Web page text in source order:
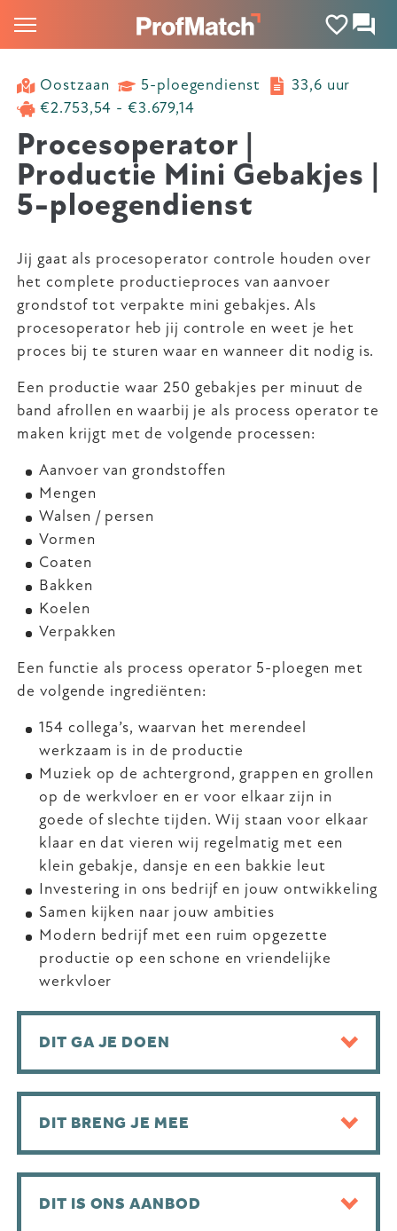
Oostzaan 5-ploegendienst
33,6 uur
€2.753,54 - €3.679,14
Procesoperator |
Productie Mini Gebakjes |
5-ploegendienst
Jij gaat als procesoperator controle houden over
het complete productieproces van aanvoer
grondstof tot verpakte mini gebakjes. Als
procesoperator heb jij controle en weet je het
proces bij te sturen waar en wanneer dit nodig is.
Een productie waar 250 gebakjes per minuut de
band afrollen en waarbij je als process operator te
maken krijgt met de volgende processen:
Aanvoer van grondstoffen
Mengen
Walsen / persen
Vormen
Coaten
Bakken
Koelen
Verpakken
Een functie als process operator 5-ploegen met
de volgende ingrediënten:
154 collega’s, waarvan het merendeel
werkzaam is in de productie
Muziek op de achtergrond, grappen en grollen
op de werkvloer en er voor elkaar zijn in
goede of slechte tijden. Wij staan voor elkaar
klaar en dat vieren wij regelmatig met een
klein gebakje, dansje en een bakkie leut
Investering in ons bedrijf en jouw ontwikkeling
Samen kijken naar jouw ambities
Modern bedrijf met een ruim opgezette
productie op een schone en vriendelijke
werkvloer
DIT GA JE DOEN
DIT BRENG JE MEE
DIT IS ONS AANBOD